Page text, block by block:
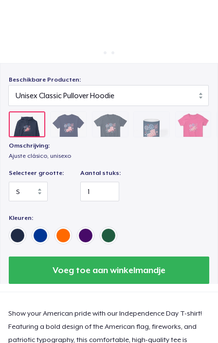
Beschikbare Producten:
Omschrijving:
Ajuste clásico, unisexo
Selecteer grootte: Aantal stuks:
Kleuren:
Voeg toe aan winkelmandje
Show your American pride with our Independence Day T-shirt!
Featuring a bold design of the American flag, fireworks, and
patriotic typography, this comfortable, high-quality tee is
Women's Classic Tee
Classic Long Sleeve Tee